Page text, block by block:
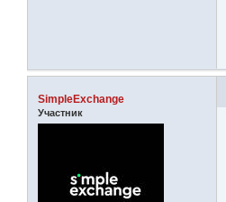
SimpleExchange
Участник